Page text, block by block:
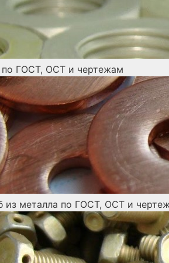
по ГОСТ, ОСТ и чертежам
из металла по ГОСТ, ОСТ и